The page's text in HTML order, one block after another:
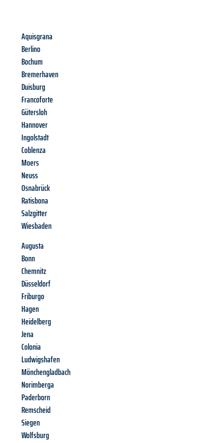
Aquisgrana
Berlino
Bochum
Bremerhaven
Duisburg
Francoforte
Gütersloh
Hannover
Ingolstadt
Coblenza
Moers
Neuss
Osnabrück
Ratisbona
Salzgitter
Wiesbaden
Augusta
Bonn
Chemnitz
Düsseldorf
Friburgo
Hagen
Heidelberg
Jena
Colonia
Ludwigshafen
Mönchengladbach
Norimberga
Paderborn
Remscheid
Siegen
Wolfsburg